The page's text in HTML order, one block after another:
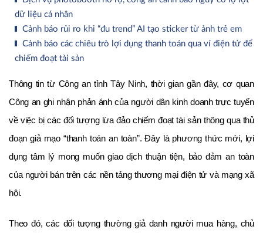
dữ liệu cá nhân
Cảnh báo rủi ro khi “đu trend” AI tạo sticker từ ảnh trẻ em
Cảnh báo các chiêu trò lợi dụng thanh toán qua ví điện tử để
chiếm đoạt tài sản
Thông tin từ Công an tỉnh Tây Ninh, thời gian gần đây, cơ quan
Công an ghi nhận phản ánh của người dân kinh doanh trực tuyến
về việc bị các đối tượng lừa đảo chiếm đoạt tài sản thông qua thủ
đoạn giả mạo “thanh toán an toàn”. Đây là phương thức mới, lợi
dụng tâm lý mong muốn giao dịch thuận tiện, bảo đảm an toàn
của người bán trên các nền tảng thương mại điện tử và mạng xã
hội.
Theo đó, các đối tượng thường giả danh người mua hàng, chủ